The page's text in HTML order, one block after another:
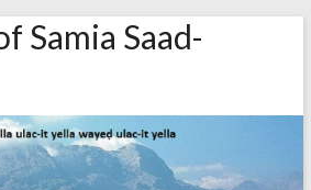
Samia Saad-